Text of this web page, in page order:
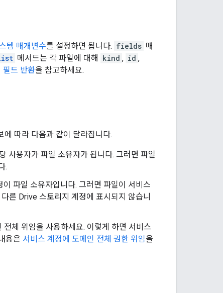
템 매개변수를 설정하면 됩니다. fields 매
메서드는 각 파일에 대해 kind , id ,
필드 반환을 참고하세요.
에 따라 다음과 같이 달라집니다.
사용자가 파일 소유자가 됩니다. 그러면 파일
.
파일 소유자입니다. 그러면 파일이 서비스
른 Drive 스토리지 계정에 표시되지 않습니
체 위임을 사용하세요. 이렇게 하면 서비스
용은 서비스 계정에 도메인 전체 권한 위임을